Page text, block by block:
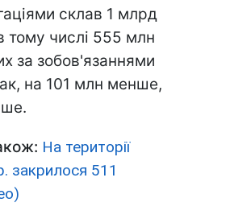
склав 1 млрд
тому числі 555 млн
за зобов'язаннями
на 101 млн менше,
На території
закрилося 511